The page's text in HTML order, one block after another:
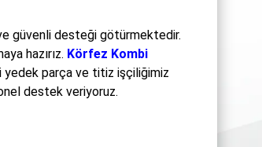
güvenli desteği götürmektedir.
hazırız. Körfez Kombi
parça ve titiz işçiliğimiz
destek veriyoruz.